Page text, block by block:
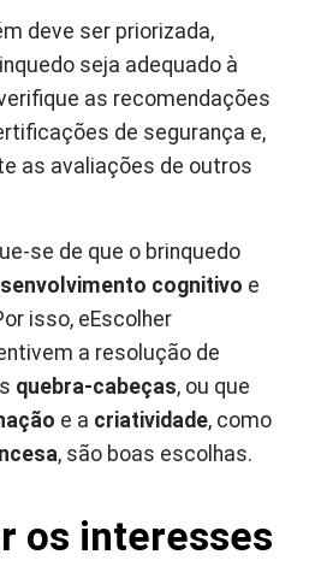
deve ser priorizada,
seja adequado à
as recomendações
de segurança e,
as avaliações de outros
se de que o brinquedo
cognitivo e
isso, eEscolher
a resolução de
quebra-cabeças, ou que
e a criatividade, como
, são boas escolhas.
os interesses